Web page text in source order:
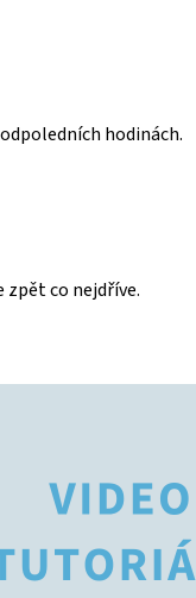
hodinách.
zpět co nejdříve.